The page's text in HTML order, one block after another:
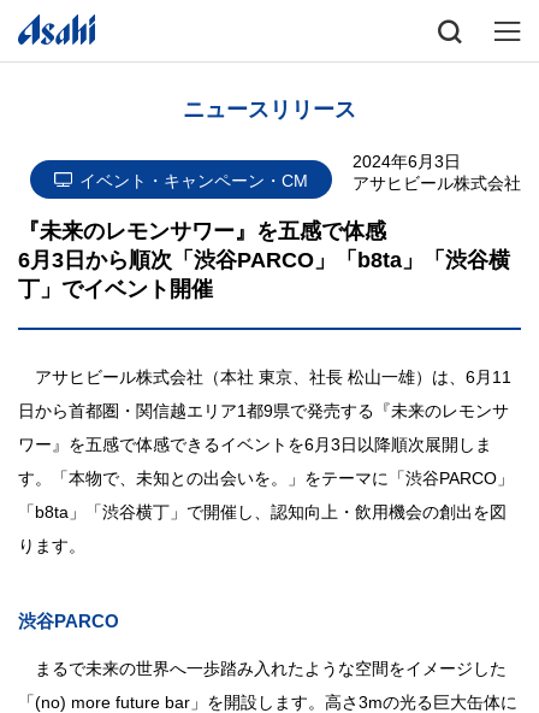
ニュースリリース
2024年6月3日
アサヒビール株式会社
イベント・キャンペーン・CM
『未来のレモンサワー』を五感で体感
6月3日から順次「渋谷PARCO」「b8ta」「渋谷横
丁」でイベント開催
アサヒビール株式会社（本社 東京、社長 松山一雄）は、6月11
日から首都圏・関信越エリア1都9県で発売する『未来のレモンサ
ワー』を五感で体感できるイベントを6月3日以降順次展開しま
す。「本物で、未知との出会いを。」をテーマに「渋谷PARCO」
「b8ta」「渋谷横丁」で開催し、認知向上・飲用機会の創出を図
ります。
渋谷PARCO
まるで未来の世界へ一歩踏み入れたような空間をイメージした
「(no) more future bar」を開設します。高さ3mの光る巨大缶体に